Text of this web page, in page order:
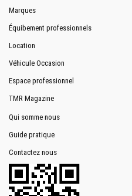
Marques
Équibement professionnels
Location
Véhicule Occasion
Espace professionnel
TMR Magazine
Qui somme nous
Guide pratique
Contactez nous